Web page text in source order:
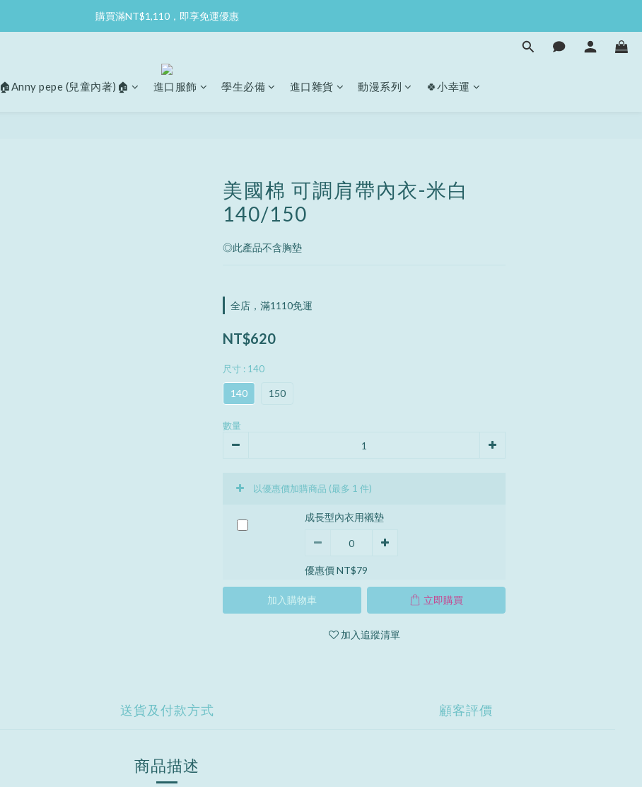
購買滿NT$1,110，即享免運優惠
🏠Anny pepe (兒童內著)🏠 進口服飾 學生必備 進口雜貨 動漫系列 🍀小幸運
美國棉 可調肩帶內衣-米白
140/150
◎此產品不含胸墊
全店，滿1110免運
NT$620
尺寸 : 140
140 150
數量
以優惠價加購商品 (最多 1 件)
成長型內衣用襯墊
優惠價 NT$79
加入購物車 立即購買
加入追蹤清單
送貨及付款方式 顧客評價
商品描述